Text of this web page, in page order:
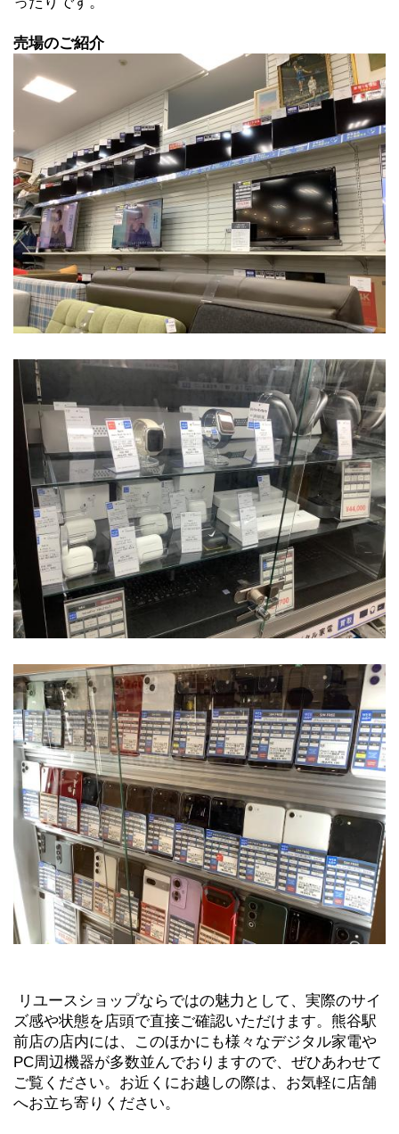
売場のご紹介
ズ感や状態を店頭で直接ご確認いただけます。熊谷駅
前店の店内には、このほかにも様々なデジタル家電や
PC周辺機器が多数並んでおりますので、ぜひあわせて
ご覧ください。お近くにお越しの際は、お気軽に店舗
へお立ち寄りください。